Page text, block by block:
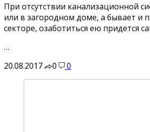
При отсутствии канализационной
или в загородном доме, а бывает и
секторе, озаботиться ею придется
…
20.08.2017
0 0